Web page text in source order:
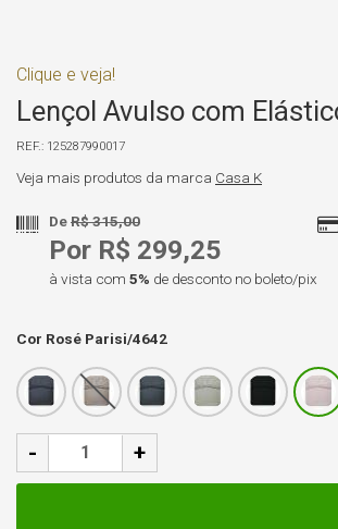
Clique e veja!
Lençol Avulso com
125287990017
Veja mais produtos da marca Casa K
DeR$ 315,00
Por R$ 299,25
à vista com 5% de desconto no boleto/pix
Cor Rosé Parisi/4642
- +